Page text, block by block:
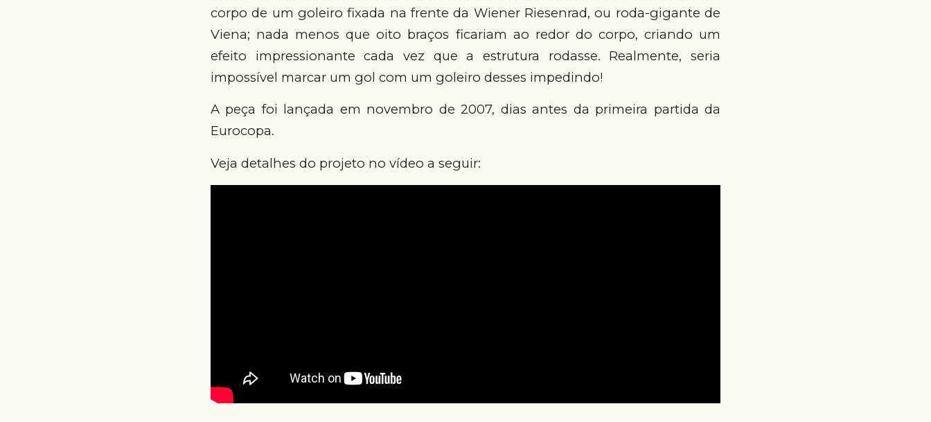
corpo de um goleiro fixada na frente da Wiener Riesenrad, ou roda-gigante de
Viena; nada menos que oito braços ficariam ao redor do corpo, criando um
efeito impressionante cada vez que a estrutura rodasse. Realmente, seria
impossível marcar um gol com um goleiro desses impedindo!
A peça foi lançada em novembro de 2007, dias antes da primeira partida da
Eurocopa.
Veja detalhes do projeto no vídeo a seguir: